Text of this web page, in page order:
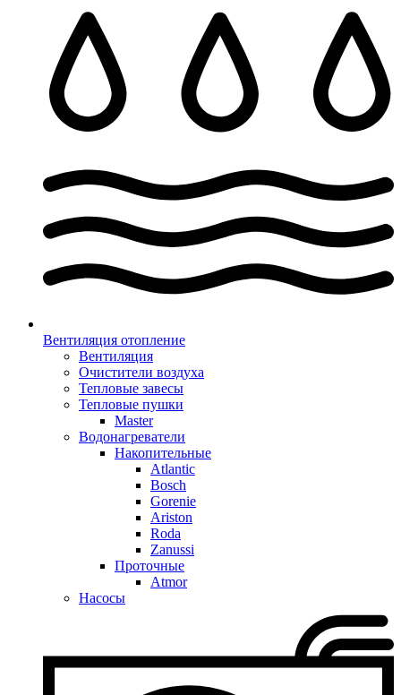
Вентиляция отопление
Вентиляция
Очистители воздуха
Тепловые завесы
Тепловые пушки
Master
Водонагреватели
Накопительные
Atlantic
Bosch
Gorenie
Ariston
Roda
Zanussi
Проточные
Atmor
Насосы